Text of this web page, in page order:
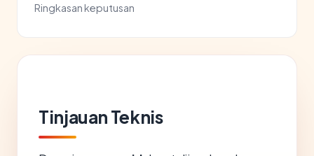
Ringkasan keputusan
Tinjauan Teknis